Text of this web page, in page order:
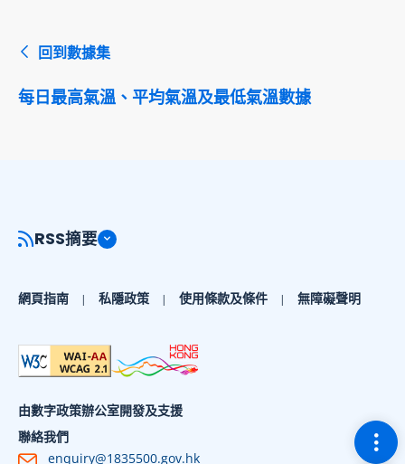
回到數據集
每日最高氣溫、平均氣溫及最低氣溫數據
切
RSS摘要
網頁指南 私隱政策 使用條款及條件 無障礙聲明
由數字政策辦公室開發及支援
聯絡我們
enquiry@1835500.gov.hk